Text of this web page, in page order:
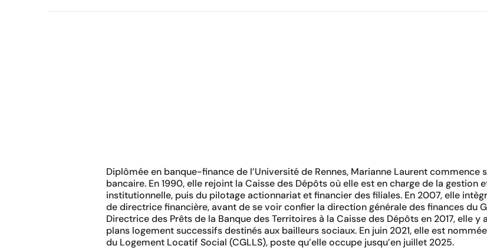
Diplômée en banque-finance de l’Université de Rennes, Marianne Laurent commence
bancaire. En 1990, elle rejoint la Caisse des Dépôts où elle est en charge de la gestion
institutionnelle, puis du pilotage actionnariat et financier des filiales. En 2007, elle
de directrice financière, avant de se voir confier la direction générale des finances du
Directrice des Prêts de la Banque des Territoires à la Caisse des Dépôts en 2017, elle
plans logement successifs destinés aux bailleurs sociaux. En juin 2021, elle est
du Logement Locatif Social (CGLLS), poste qu’elle occupe jusqu’en juillet 2025.